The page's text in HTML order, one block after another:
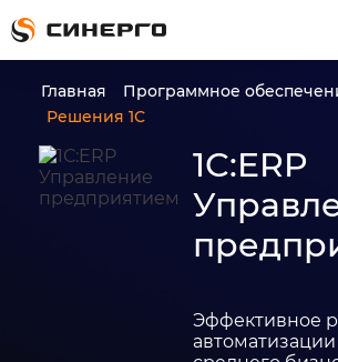
Главная
Программное
Решения 1С
1С:ERP
Эффективное
Отлично!
Данные
успешно
отправлены.
посмотрите
Отлично!
Бриф
отправлен.